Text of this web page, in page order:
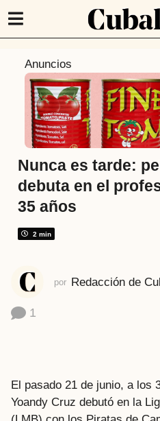
t
á
s
4
o
a
s
Anuncios
Nunca es tarde:
debuta en el
35 años
2 min
por Redacción de
1
El pasado 21 de junio, a los
Yoandy Cruz debutó en la